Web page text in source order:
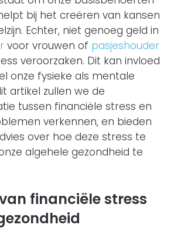
bij het creëren van kansen
Echter, niet genoeg geld in
voor vrouwen of pasjeshouder
veroorzaken. Dit kan invloed
onze fysieke als mentale
artikel zullen we de
tussen financiële stress en
verkennen, en bieden
over hoe deze stress te
algehele gezondheid te
financiële stress